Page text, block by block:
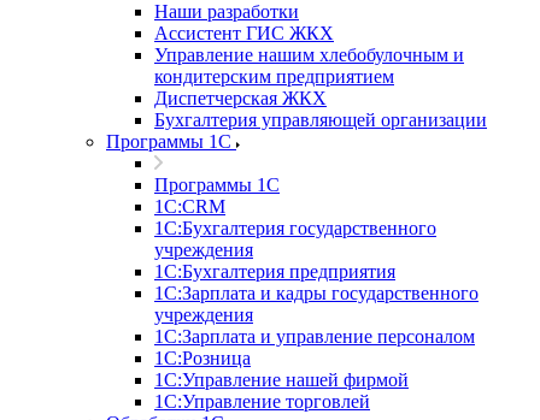
Наши разработки
Ассистент ГИС ЖКХ
Управление нашим хлебобулочным и
кондитерским предприятием
Диспетчерская ЖКХ
Бухгалтерия управляющей организации
Программы 1С
Программы 1С
1С:CRM
1С:Бухгалтерия государственного
учреждения
1С:Бухгалтерия предприятия
1С:Зарплата и кадры государственного
учреждения
1С:Зарплата и управление персоналом
1С:Розница
1С:Управление нашей фирмой
1С:Управление торговлей